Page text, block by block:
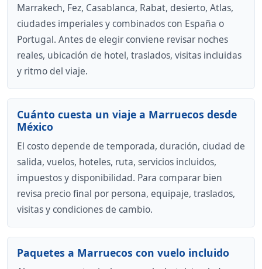
Marrakech, Fez, Casablanca, Rabat, desierto, Atlas,
ciudades imperiales y combinados con España o
Portugal. Antes de elegir conviene revisar noches
reales, ubicación de hotel, traslados, visitas incluidas
y ritmo del viaje.
Cuánto cuesta un viaje a Marruecos desde
México
El costo depende de temporada, duración, ciudad de
salida, vuelos, hoteles, ruta, servicios incluidos,
impuestos y disponibilidad. Para comparar bien
revisa precio final por persona, equipaje, traslados,
visitas y condiciones de cambio.
Paquetes a Marruecos con vuelo incluido